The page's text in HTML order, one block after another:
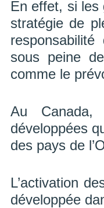
En effet, si les
stratégie de
responsabilité
sous peine
comme le
Au Canada,
développées
des pays de
L’activation
développée